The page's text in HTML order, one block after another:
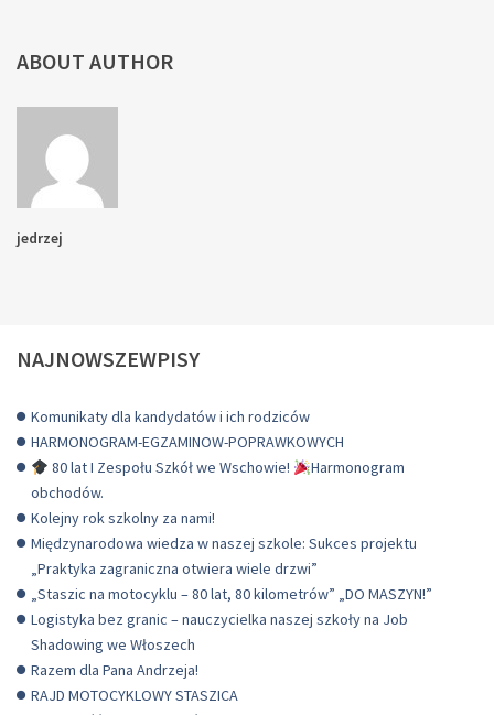
ABOUT AUTHOR
jedrzej
NAJNOWSZEWPISY
Komunikaty dla kandydatów i ich rodziców
HARMONOGRAM-EGZAMINOW-POPRAWKOWYCH
80 lat I Zespołu Szkół we Wschowie!
Harmonogram
obchodów.
Kolejny rok szkolny za nami!
Międzynarodowa wiedza w naszej szkole: Sukces projektu
„Praktyka zagraniczna otwiera wiele drzwi”
„Staszic na motocyklu – 80 lat, 80 kilometrów” „DO MASZYN!”
Logistyka bez granic – nauczycielka naszej szkoły na Job
Shadowing we Włoszech
Razem dla Pana Andrzeja!
RAJD MOTOCYKLOWY STASZICA